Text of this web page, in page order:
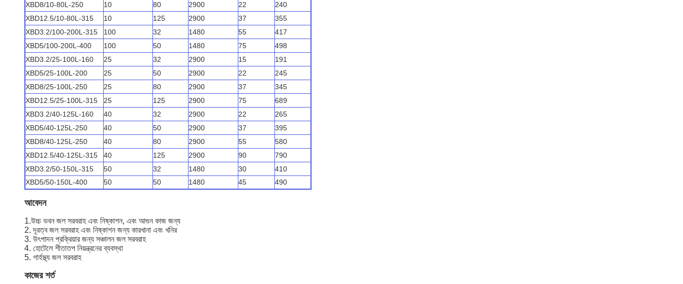
XBD8/10-80L-250
10 80 2900 22
240
XBD12.5/10-80L-315
10 125 2900 37
355
XBD3.2/100-200L-315
100 32 1480 55
417
XBD5/100-200L-400
100 50 1480 75
498
XBD3.2/25-100L-160
25 32 2900 15
191
XBD5/25-100L-200
25 50 2900 22
245
XBD8/25-100L-250
25 80 2900 37
345
XBD12.5/25-100L-315
25 125 2900 75
689
XBD3.2/40-125L-160
40 32 2900 22
265
XBD5/40-125L-250
40 50 2900 37
395
XBD8/40-125L-250
40 80 2900 55
580
XBD12.5/40-125L-315
40 125 2900 90
790
XBD3.2/50-150L-315
50 32 1480 30
410
XBD5/50-150L-400
50 50 1480 45 490
আবেদন
1.উচ্চ ভবন জল সরবরাহ এবং নিষ্কাশন, এবং আগুন কাজ জন্য
2. দূরত্ব জল সরবরাহ এবং নিষ্কাশন জন্য কারখানা এবং খনির
3. উৎপাদন প্রক্রিয়ার জন্য সঞ্চালন জল সরবরাহ
4. হোটেলে শীতাতপ নিয়ন্ত্রনের ব্যবস্থা
5. গার্হস্থ্য জল সরবরাহ
কাজের শর্ত